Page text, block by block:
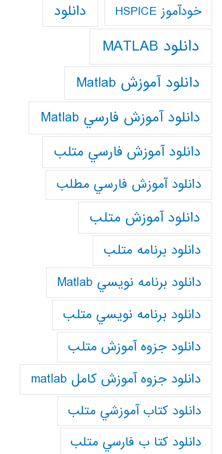
خودآموز HSPICE دانلود
دانلود MATLAB
دانلود آموزش Matlab
دانلود آموزش فارسي Matlab
دانلود آموزش فارسي متلب
دانلود آموزش فارسي مطلب
دانلود آموزش متلب
دانلود برنامه متلب
دانلود برنامه نويسي Matlab
دانلود برنامه نويسي متلب
دانلود جزوه آموزش متلب
دانلود جزوه آموزش کامل matlab
دانلود كتاب آموزشي متلب
دانلود كتا ب فارسي متلب